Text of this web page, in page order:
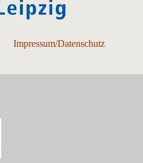
Impressum/Datenschutz